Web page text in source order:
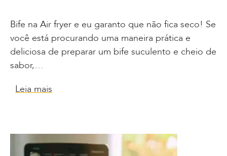
Bife na Air fryer e eu garanto que não fica seco! Se
você está procurando uma maneira prática e
deliciosa de preparar um bife suculento e cheio de
sabor,…
Leia mais